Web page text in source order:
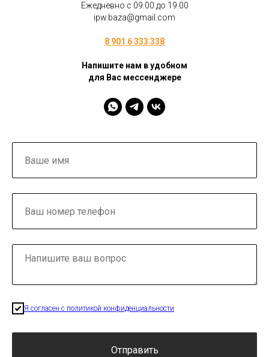
Ежедневно с 09.00 до 19.00
ipw.baza@gmail.com
8 901 6 333 338
Напишите нам в удобном
для Вас мессенджере
Я согласен с политикой конфиденциальности
Отправить